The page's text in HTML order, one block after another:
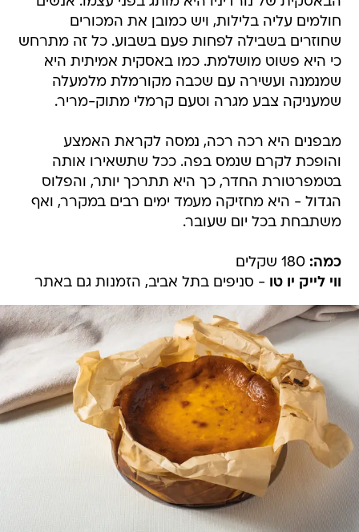
חולמים עליה בלילות, ויש כמובן את המכורים
שחוזרים בשבילה לפחות פעם בשבוע. כל זה מתרחש
כי היא פשוט מושלמת. כמו באסקית אמיתית היא
שמנמנה ועשירה עם שכבה מקורמלת מלמעלה
שמעניקה צבע מגרה וטעם קרמלי מתוק-מריר.
מבפנים היא רכה רכה, נמסה לקראת האמצע
והופכת לקרם שנמס בפה. ככל שתשאירו אותה
בטמפרטורת החדר, כך היא תתרכך יותר, והפלוס
הגדול - היא מחזיקה מעמד ימים רבים במקרר, ואף
משתבחת בכל יום שעובר.
כמה: 180 שקלים
ווי לייק יו טו - סניפים בתל אביב, הזמנות גם באתר